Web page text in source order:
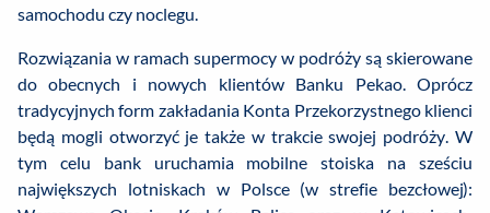
samochodu czy noclegu.
Rozwiązania w ramach supermocy w podróży są skierowane
do obecnych i nowych klientów Banku Pekao. Oprócz
tradycyjnych form zakładania Konta Przekorzystnego klienci
będą mogli otworzyć je także w trakcie swojej podróży. W
tym celu bank uruchamia mobilne stoiska na sześciu
największych lotniskach w Polsce (w strefie bezcłowej):